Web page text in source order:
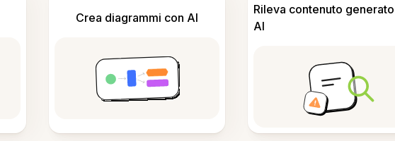
Crea diagrammi con AI
Rileva contenuto
AI